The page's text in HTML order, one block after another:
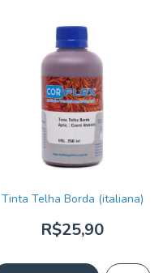
Tinta Telha Borda (italiana)
R$25,90